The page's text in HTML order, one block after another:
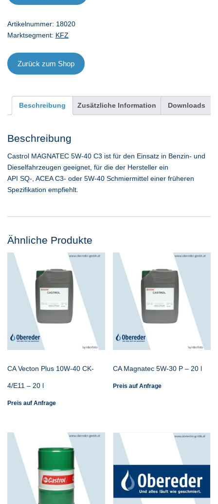
40
-
20
Menge
Artikelnummer: 18020
Marktsegment: KFZ
Zurück zum Shop
Beschreibung Zusätzliche Information Downloads
Beschreibung
Castrol MAGNATEC 5W-40 C3 ist für den Einsatz in Benzin- und
Dieselfahrzeugen geeignet, für die der Hersteller ein
API SQ-, ACEA C3- oder 5W-40 Schmiermittel einer früheren
Spezifikation empfiehlt.
Ähnliche Produkte
CA Vecton Plus 10W-40 CK-
4/E11 – 20 l
Preis auf Anfrage
CA Magnatec 5W-30 P – 20 l
Preis auf Anfrage